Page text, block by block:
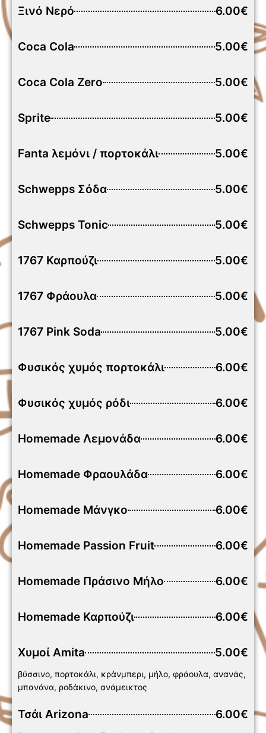
Ξινό Νερό 6.00€
Coca Cola 5.00€
Coca Cola Zero 5.00€
Sprite 5.00€
Fanta λεμόνι / πορτοκάλι 5.00€
Schwepps Σόδα 5.00€
Schwepps Tonic 5.00€
1767 Καρπούζι 5.00€
1767 Φράουλα 5.00€
1767 Pink Soda 5.00€
Φυσικός χυμός πορτοκάλι 6.00€
Φυσικός χυμός ρόδι 6.00€
Homemade Λεμονάδα 6.00€
Homemade Φραουλάδα 6.00€
Homemade Μάνγκο 6.00€
Homemade Passion Fruit 6.00€
Homemade Πράσινο Μήλο 6.00€
Homemade Καρπούζι 6.00€
Χυμοί Amita 5.00€
βύσσινο, πορτοκάλι, κράνμπερι, μήλο, φράουλα, ανανάς,
μπανάνα, ροδάκινο, ανάμεικτος
Τσάι Arizona 6.00€